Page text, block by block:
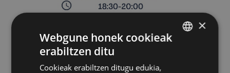
×
Webgune honek cookieak
erabiltzen ditu
Cookieak erabiltzen ditugu edukia,